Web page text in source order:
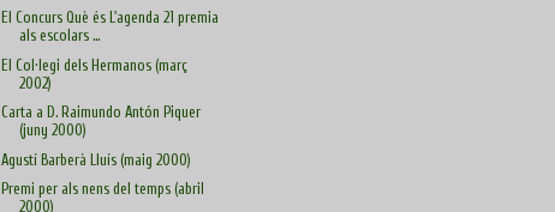
El Concurs Què és L'agenda 21 premia
als escolars ...
El Col·legi dels Hermanos (març
2002)
Carta a D. Raimundo Antón Piquer
(juny 2000)
Agustí Barberà Lluís (maig 2000)
Premi per als nens del temps (abril
2000)